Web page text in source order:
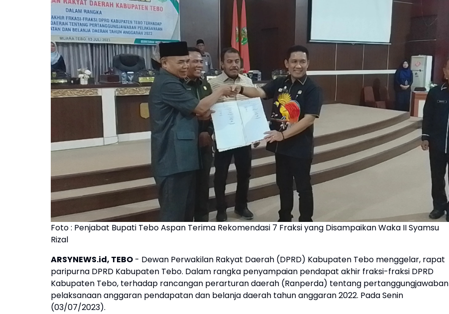
Foto : Penjabat Bupati Tebo Aspan Terima Rekomendasi 7 Fraksi yang Disampaikan Waka II Syamsu
Rizal
ARSYNEWS.id, TEBO - Dewan Perwakilan Rakyat Daerah (DPRD) Kabupaten Tebo menggelar, rapat
paripurna DPRD Kabupaten Tebo. Dalam rangka penyampaian pendapat akhir fraksi-fraksi DPRD
Kabupaten Tebo, terhadap rancangan perarturan daerah (Ranperda) tentang pertanggungjawaban
pelaksanaan anggaran pendapatan dan belanja daerah tahun anggaran 2022. Pada Senin
(03/07/2023).